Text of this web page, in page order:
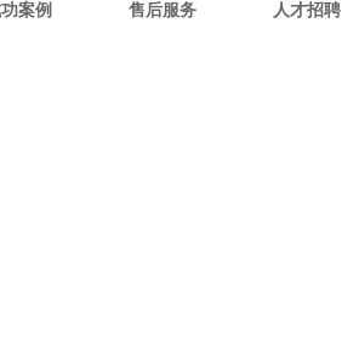
案例 售后服务 人才招聘